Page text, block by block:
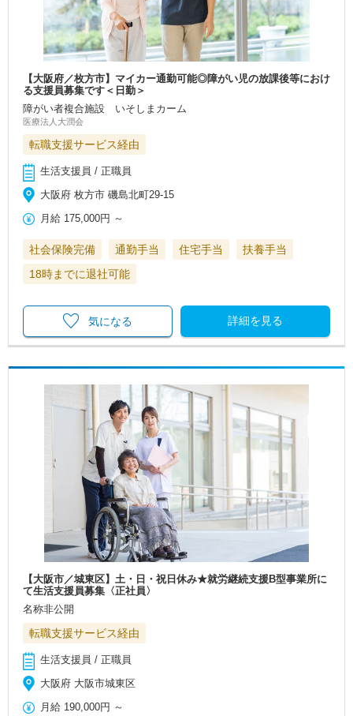
【大阪府／枚方市】マイカー通勤可能◎障がい児の放課後等におけ
る支援員募集です＜日勤＞
障がい者複合施設 いそしまカーム
医療法人大潤会
転職支援サービス経由
生活支援員 / 正職員
大阪府 枚方市 磯島北町29-15
月給 175,000円 ～
社会保険完備 通勤手当 住宅手当
扶養手当
18時までに退社可能
詳細を見る
気になる
【大阪市／城東区】土・日・祝日休み★就労継続支援B型事業所に
て生活支援員募集〈正社員〉
名称非公開
転職支援サービス経由
生活支援員 / 正職員
大阪府 大阪市城東区
月給 190,000円 ～